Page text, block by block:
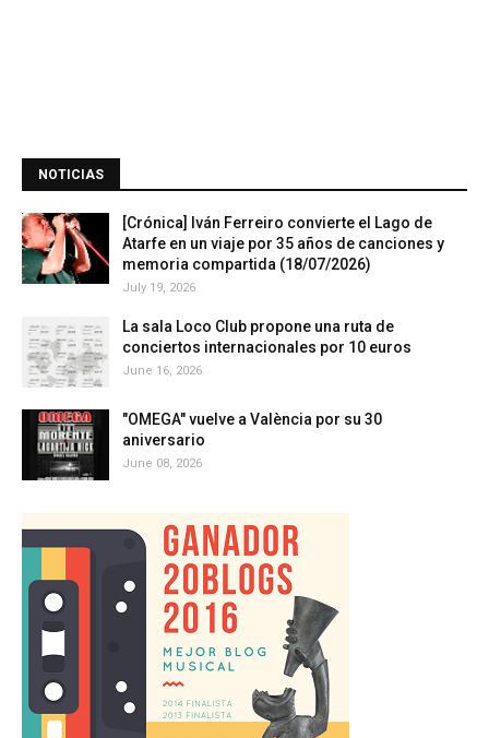
NOTICIAS
[Crónica] Iván Ferreiro convierte el Lago de
Atarfe en un viaje por 35 años de canciones y
memoria compartida (18/07/2026)
July 19, 2026
La sala Loco Club propone una ruta de
conciertos internacionales por 10 euros
June 16, 2026
"OMEGA" vuelve a València por su 30
aniversario
June 08, 2026